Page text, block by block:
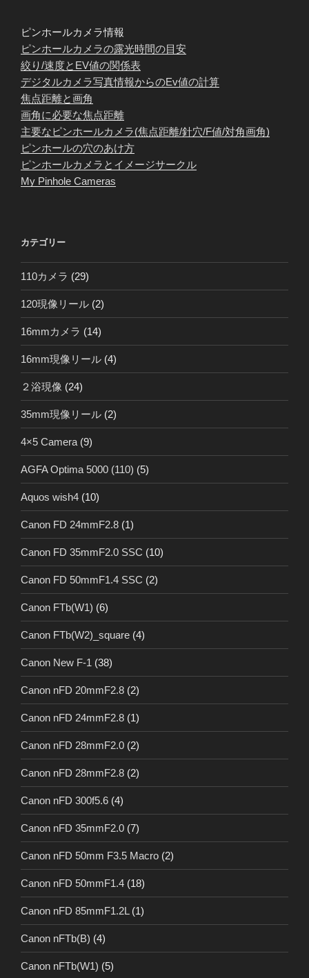
ピンホールカメラ情報
ピンホールカメラの露光時間の目安
絞り/速度とEV値の関係表
デジタルカメラ写真情報からのEv値の計算
焦点距離と画角
画角に必要な焦点距離
主要なピンホールカメラ(焦点距離/針穴/F値/対角画角)
ピンホールの穴のあけ方
ピンホールカメラとイメージサークル
My Pinhole Cameras
カテゴリー
110カメラ (29)
120現像リール (2)
16mmカメラ (14)
16mm現像リール (4)
２浴現像 (24)
35mm現像リール (2)
4×5 Camera (9)
AGFA Optima 5000 (110) (5)
Aquos wish4 (10)
Canon FD 24mmF2.8 (1)
Canon FD 35mmF2.0 SSC (10)
Canon FD 50mmF1.4 SSC (2)
Canon FTb(W1) (6)
Canon FTb(W2)_square (4)
Canon New F-1 (38)
Canon nFD 20mmF2.8 (2)
Canon nFD 24mmF2.8 (1)
Canon nFD 28mmF2.0 (2)
Canon nFD 28mmF2.8 (2)
Canon nFD 300f5.6 (4)
Canon nFD 35mmF2.0 (7)
Canon nFD 50mm F3.5 Macro (2)
Canon nFD 50mmF1.4 (18)
Canon nFD 85mmF1.2L (1)
Canon nFTb(B) (4)
Canon nFTb(W1) (5)